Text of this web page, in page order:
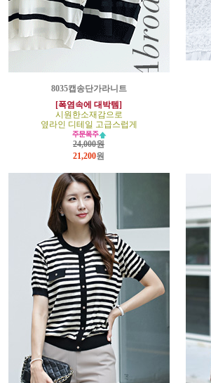
8035캡송단가라니트
[폭염속에 대박템]
시원한소재감으로
옆라인 디테일 고급스럽게
24,000원
21,200원